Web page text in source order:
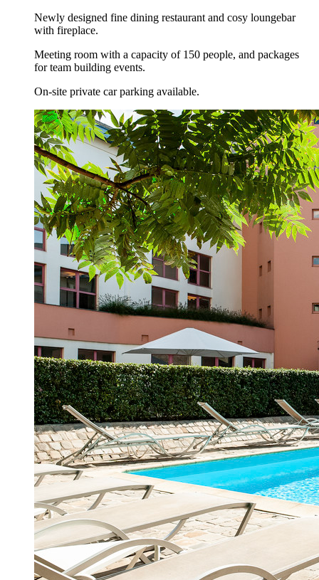
Newly designed fine dining restaurant and cosy loungebar
with fireplace.
Meeting room with a capacity of 150 people, and packages
for team building events.
On-site private car parking available.